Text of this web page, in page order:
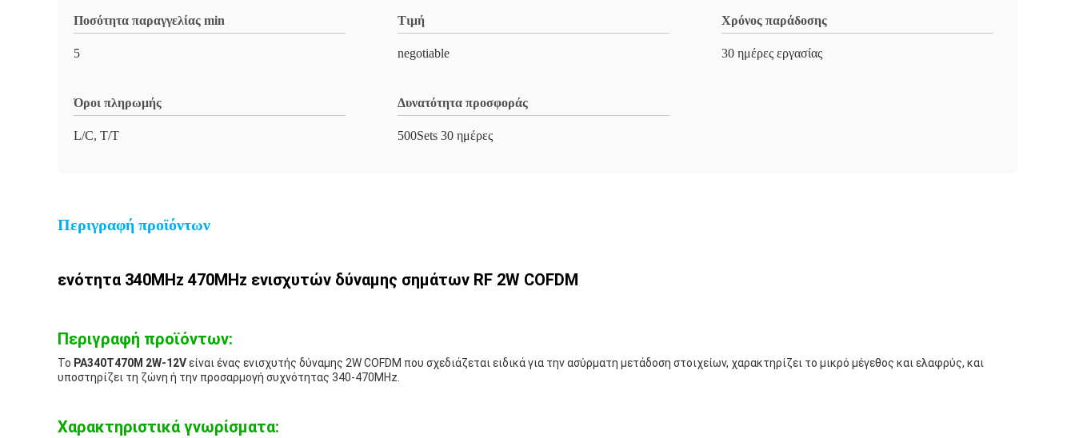
Ποσότητα παραγγελίας min
5
Τιμή
negotiable
Χρόνος παράδοσης
30 ημέρες εργασίας
Όροι πληρωμής
L/C, T/T
Δυνατότητα προσφοράς
500Sets 30 ημέρες
Περιγραφή προϊόντων
ενότητα 340MHz 470MHz ενισχυτών δύναμης σημάτων RF 2W COFDM
Περιγραφή προϊόντων:
Το PA340T470M 2W-12Vείναι ένας ενισχυτής δύναμης 2W COFDM που σχεδιάζεται ειδικά για την ασύρματη μετάδοση στοιχείων, χαρακτηρίζει το μικρό μέγεθος και ελαφρύς, και
υποστηρίζει τη ζώνη ή την προσαρμογή συχνότητας 340-470MHz.
Χαρακτηριστικά γνωρίσματα: